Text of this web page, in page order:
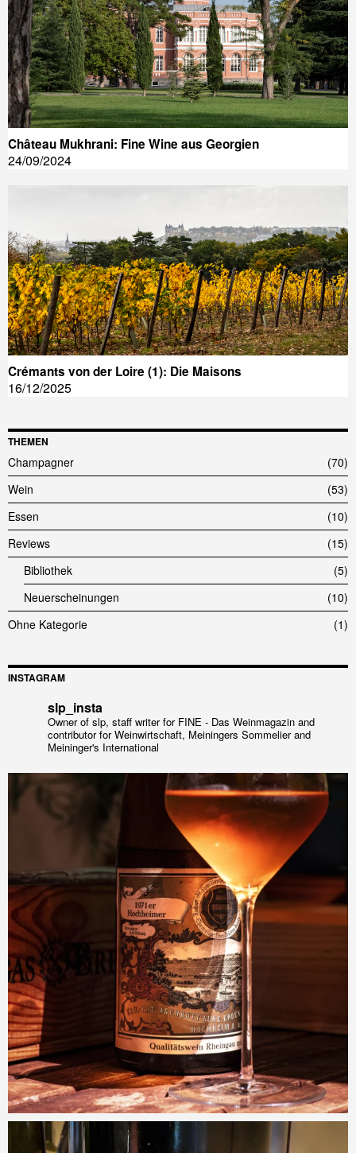
Château Mukhrani: Fine Wine aus Georgien
24/09/2024
Crémants von der Loire (1): Die Maisons
16/12/2025
THEMEN
Champagner
70
Wein
53
Essen
10
Reviews
15
Bibliothek
5
Neuerscheinungen
10
Ohne Kategorie
1
INSTAGRAM
slp_insta
Owner of slp, staff writer for FINE - Das Weinmagazin and
contributor for Weinwirtschaft, Meiningers Sommelier and
Meininger's International